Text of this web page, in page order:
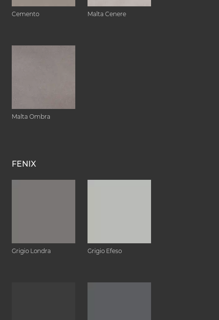
Cemento Malta Cenere
Malta Ombra
FENIX
Grigio Londra Grigio Efeso